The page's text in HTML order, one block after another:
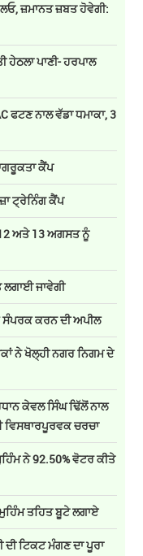
ਲਓ, ਜ਼ਮਾਨਤ ਜ਼ਬਤ ਹੋਵੇਗੀ:
ਪਾਣੀ- ਹਰਪਾਲ
ਫਟਣ ਨਾਲ ਵੱਡਾ ਧਮਾਕਾ, 3
ਕੈਂਪ
ਟ੍ਰੇਨਿੰਗ ਕੈਂਪ
12 ਅਤੇ 13 ਅਗਸਤ ਨੂੰ
ਜਾਵੇਗੀ
ਸੰਪਰਕ ਕਰਨ ਦੀ ਅਪੀਲ
ਨੇ ਖੋਲ੍ਹੀ ਨਗਰ ਨਿਗਮ ਦੇ
ਕੇਵਲ ਸਿੰਘ ਢਿੱਲੋਂ ਨਾਲ
ਵਿਸਥਾਰਪੂਰਵਕ ਚਰਚਾ
ਨੇ 92.50% ਵੋਟਰ ਕੀਤੇ
ਤਹਿਤ ਬੂਟੇ ਲਗਾਏ
ਟਿਕਟ ਮੰਗਣ ਦਾ ਪੂਰਾ